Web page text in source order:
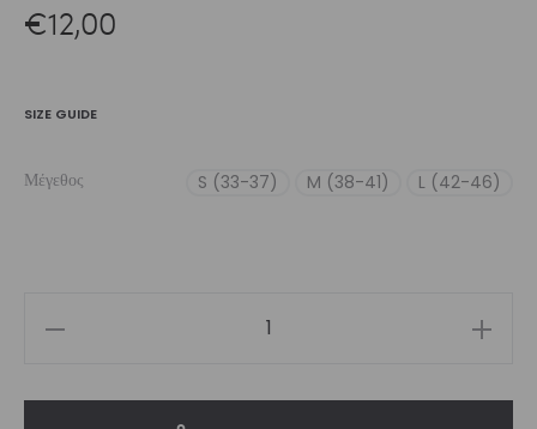
€12,00
SIZE GUIDE
Μέγεθος S (33-37) M (38-41) L (42-46)